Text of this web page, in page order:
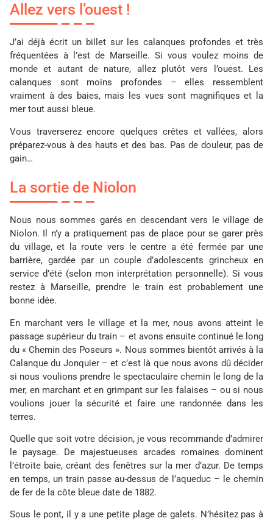
Allez vers l’ouest !
J’ai déjà écrit un billet sur les calanques profondes et très
fréquentées à l’est de Marseille. Si vous voulez moins de
monde et autant de nature, allez plutôt vers l’ouest. Les
calanques sont moins profondes – elles ressemblent
vraiment à des baies, mais les vues sont magnifiques et la
mer tout aussi bleue.
Vous traverserez encore quelques crêtes et vallées, alors
préparez-vous à des hauts et des bas. Pas de douleur, pas de
gain…
La sortie de Niolon
Nous nous sommes garés en descendant vers le village de
Niolon. Il n’y a pratiquement pas de place pour se garer près
du village, et la route vers le centre a été fermée par une
barrière, gardée par un couple d’adolescents grincheux en
service d’été (selon mon interprétation personnelle). Si vous
restez à Marseille, prendre le train est probablement une
bonne idée.
En marchant vers le village et la mer, nous avons atteint le
passage supérieur du train – et avons ensuite continué le long
du « Chemin des Poseurs ». Nous sommes bientôt arrivés à la
Calanque du Jonquier – et c’est là que nous avons dû décider
si nous voulions prendre le spectaculaire chemin le long de la
mer, en marchant et en grimpant sur les falaises – ou si nous
voulions jouer la sécurité et faire une randonnée dans les
terres.
Quelle que soit votre décision, je vous recommande d’admirer
le paysage. De majestueuses arcades romaines dominent
l’étroite baie, créant des fenêtres sur la mer d’azur. De temps
en temps, un train passe au-dessus de l’aqueduc – le chemin
de fer de la côte bleue date de 1882.
Sous le pont, il y a une petite plage de galets. N’hésitez pas à